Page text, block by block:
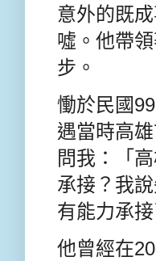
意外的既
噓。他帶
步。
慟於民國
遇當時高
問我：「
承接？我
有能力承接
他曾經在